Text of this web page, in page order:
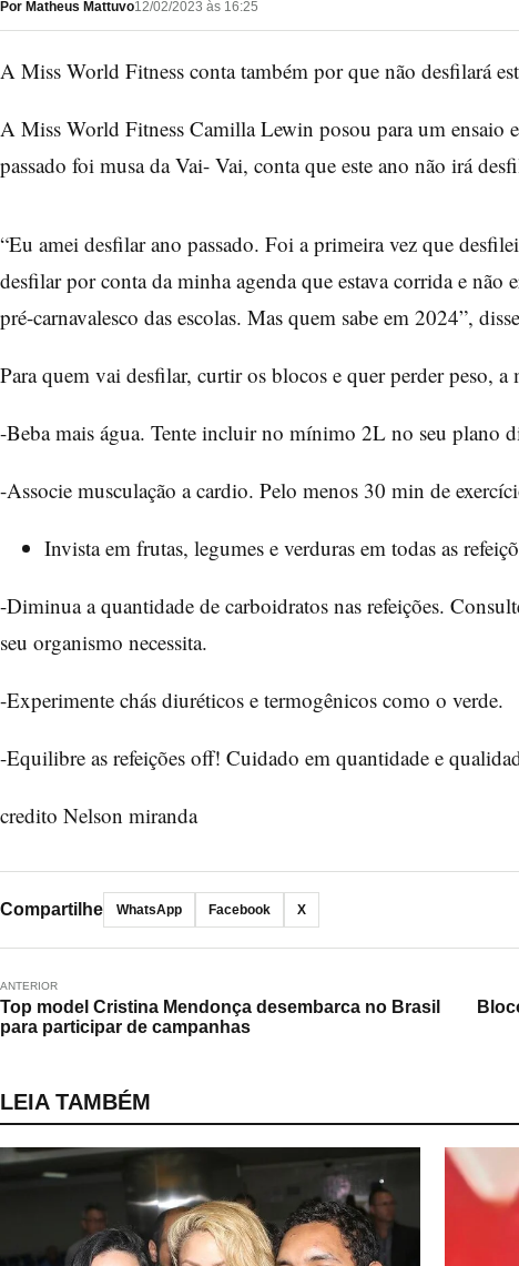
Por Matheus Mattuvo12/02/2023 às 16:25
A Miss World Fitness conta também por que não desfilará
A Miss World Fitness Camilla Lewin posou para um ensaio
passado foi musa da Vai- Vai, conta que este ano não irá
“Eu amei desfilar ano passado. Foi a primeira vez que
desfilar por conta da minha agenda que estava corrida e
pré-carnavalesco das escolas. Mas quem sabe em 2024”,
Para quem vai desfilar, curtir os blocos e quer perder peso,
-Beba mais água. Tente incluir no mínimo 2L no seu plano
-Associe musculação a cardio. Pelo menos 30 min de
Invista em frutas, legumes e verduras em todas as
-Diminua a quantidade de carboidratos nas refeições.
seu organismo necessita.
-Experimente chás diuréticos e termogênicos como o verde.
-Equilibre as refeições off! Cuidado em quantidade e
credito Nelson miranda
Compartilhe WhatsApp Facebook X
ANTERIOR
Top model Cristina Mendonça desembarca no Brasil
para participar de campanhas
LEIA TAMBÉM